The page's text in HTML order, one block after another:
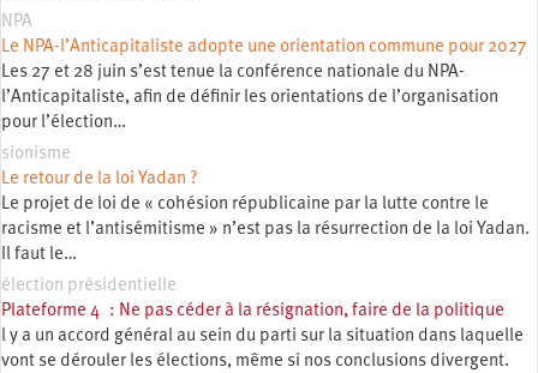
NPA
Le NPA-l’Anticapitaliste adopte une orientation commune pour 2027
Les 27 et 28 juin s’est tenue la conférence nationale du NPA-
l’Anticapitaliste, afin de définir les orientations de l’organisation
pour l’élection…
sionisme
Le retour de la loi Yadan ?
Le projet de loi de « cohésion républicaine par la lutte contre le
racisme et l’antisémitisme » n’est pas la résurrection de la loi Yadan.
Il faut le…
élection présidentielle
Plateforme 4 : Ne pas céder à la résignation, faire de la politique
l y a un accord général au sein du parti sur la situation dans laquelle
vont se dérouler les élections, même si nos conclusions divergent.